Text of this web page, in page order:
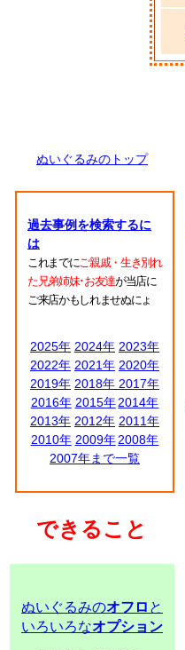
ぬいぐるみのトップ
過去事例を検索するに
は
これまでにご親戚・生き別れ
た兄弟姉妹･お友達が当店に
ご来店かもしれませぬにょ
2025年 2024年 2023年
2022年 2021年 2020年
2019年 2018年 2017年
2016年 2015年 2014年
2013年 2012年 2011年
2010年 2009年 2008年
2007年まで一覧
できること
ぬいぐるみのオフロ と
いろいろなオプション